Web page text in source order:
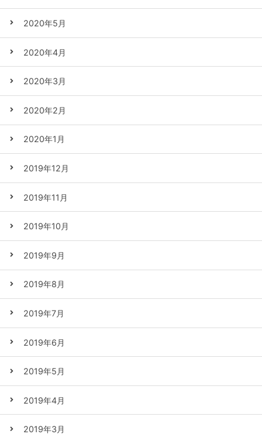
2020年5月
2020年4月
2020年3月
2020年2月
2020年1月
2019年12月
2019年11月
2019年10月
2019年9月
2019年8月
2019年7月
2019年6月
2019年5月
2019年4月
2019年3月